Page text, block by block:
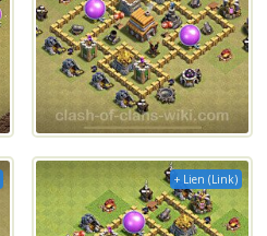
+ Lien (Link)